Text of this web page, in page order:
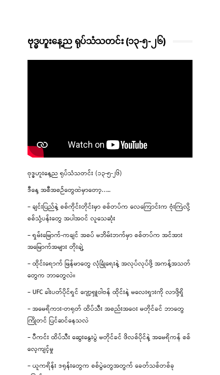
ဗုဒ္ဓဟူးနေ့ည ရုပ်သံသတင်း (၁၃-၅-၂၆)
ဗုဒ္ဓဟူးနေ့ည ရုပ်သံသတင်း (၁၃-၅-၂၆)
ဒီနေ့ အစီအစဉ်တွေထဲမှာတော့…..
– ချင်းပြည်နဲ့ စစ်ကိုင်းတိုင်းမှာ စစ်တပ်က လေကြောင်းက ဗုံးကြဲလို့
စစ်သုံ့ပန်းတွေ အပါအဝင် လူသေဆုံး
– ရှမ်းမြောက်-ကချင် အစပ် မဘိမ်းဘက်မှာ စစ်တပ်က အင်အား
အမြောက်အများ တိုးချဲ့
– ထိုင်းရောက် မြန်မာတွေ လုံခြုံရေးနဲ့ အလုပ်လုပ်ဖို့ အကန့်အသတ်
တွေက ဘာတွေလဲ။
– UFC ခါးပတ်ပိုင်ရှင် ဂျော့ရှူဝါဗန် ထိုင်းနဲ့ မလေးရှားကို လာဖို့ရှိ
– အမေရိကား-တရုတ် ထိပ်သီး အစည်းအဝေး မတိုင်ခင် ဘာတွေ
ကြိုတင် ပြင်ဆင်နေသလဲ
– ပီကင်း ထိပ်သီး ဆွေးနွေးပွဲ မတိုင်ခင် ဖိလစ်ပိုင်နဲ့ အမေရိကန် စစ်
လေ့ကျင့်မှု
– ယူကရိန်း ဒရုန်းတွေက စစ်ပွဲတွေအတွက် ခေတ်သစ်တစ်ခု